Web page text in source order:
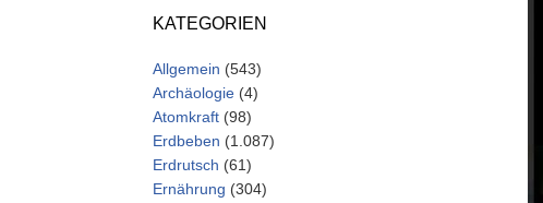
KATEGORIEN
Allgemein (543)
Archäologie (4)
Atomkraft (98)
Erdbeben (1.087)
Erdrutsch (61)
Ernährung (304)